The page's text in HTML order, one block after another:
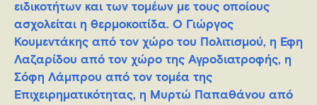
ειδικοτήτων και των τομέων με τους οποίους
ασχολείται η θερμοκοιτίδα. Ο Γιώργος
Κουμεντάκης από τον χώρο του Πολιτισμού, η Έφη
Λαζαρίδου από τον χώρο της Αγροδιατροφής, η
Σόφη Λάμπρου από τον τομέα της
Επιχειρηματικότητας, η Μυρτώ Παπαθάνου από